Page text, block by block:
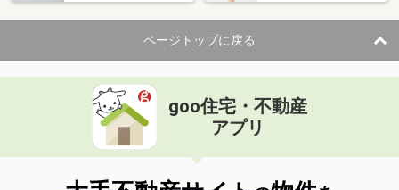
価 格
4.40万円
専有面積 50.78m²
間取り
2LDK
香川県三豊市三野町下高瀬
価 格
香川県三豊市三野町下高瀬
専有面積
50.14m²
ページトップに戻る
goo住宅・不動産
アプリ